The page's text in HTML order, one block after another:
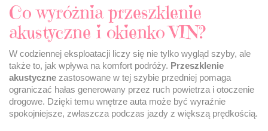
Co wyróżnia przeszklenie
akustyczne i okienko VIN?
W codziennej eksploatacji liczy się nie tylko wygląd szyby, ale
także to, jak wpływa na komfort podróży. Przeszklenie
akustyczne zastosowane w tej szybie przedniej pomaga
ograniczać hałas generowany przez ruch powietrza i otoczenie
drogowe. Dzięki temu wnętrze auta może być wyraźnie
spokojniejsze, zwłaszcza podczas jazdy z większą prędkością.